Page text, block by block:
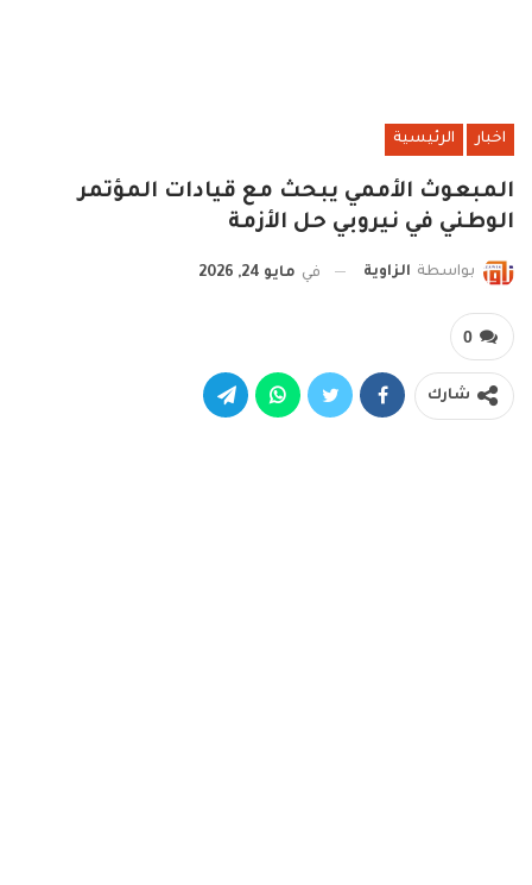
اخبار الرئيسية
المبعوث الأممي يبحث مع قيادات المؤتمر
الوطني في نيروبي حل الأزمة
بواسطة الزاوية في مايو 24, 2026
0
شارك